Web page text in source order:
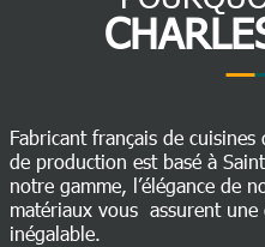
Fabricant français de
de production est basé à
notre gamme, l’élégance de
matériaux vous assurent
inégalable.